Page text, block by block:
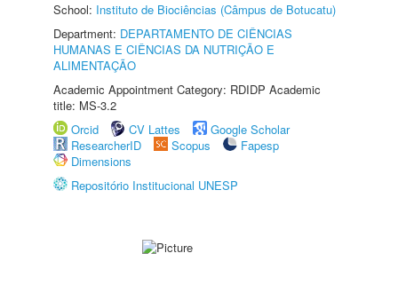
School: Instituto de Biociências (Câmpus de Botucatu)
Department: DEPARTAMENTO DE CIÊNCIAS
HUMANAS E CIÊNCIAS DA NUTRIÇÃO E
ALIMENTAÇÃO
Academic Appointment Category: RDIDP Academic
title: MS-3.2
Orcid
CV Lattes
Google Scholar
ResearcherID
Scopus
Fapesp
Dimensions
Repositório Institucional UNESP